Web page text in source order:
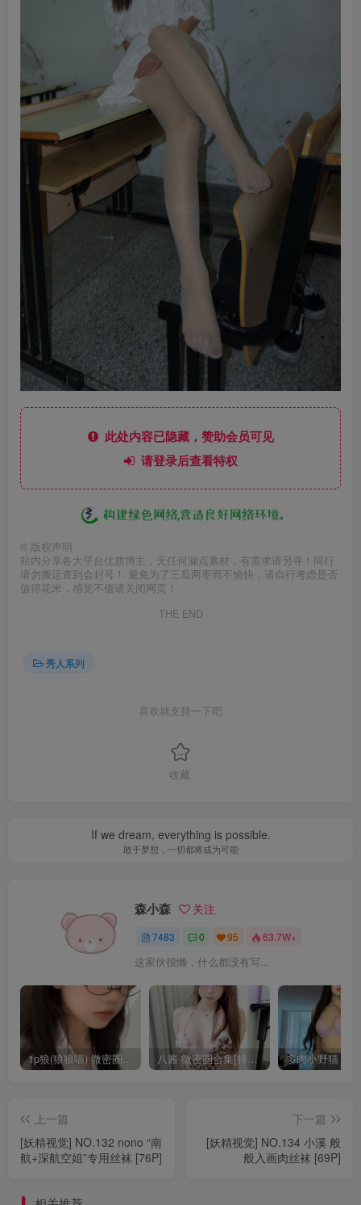
此处内容已隐藏，赞助会员可见
请登录后查看特权
© 版权声明
站内分享各大平台优质博主，无任何漏点素材，有需求请另寻！同行
请勿搬运查到会封号！ 避免为了三瓜两枣而不愉快，请自行考虑是否
值得花米，感觉不值请关闭网页！
THE END
秀人系列
喜欢就支持一下吧
收藏
If we dream, everything is possible.
敢于梦想，一切都将成为可能
森小森 关注
7483 0 95 63.7W+
这家伙很懒，什么都没有写...
1p狼(狼狼喵) 微密圈/岛遇合集[持续更新2025.08.20] 八酱 微密圈合集[持续更新]
上一篇
[妖精视觉] NO.132 nono “南
航+深航空姐”专用丝袜 [76P]
下一篇
[妖精视觉] NO.134 小溪 般
般入画肉丝袜 [69P]